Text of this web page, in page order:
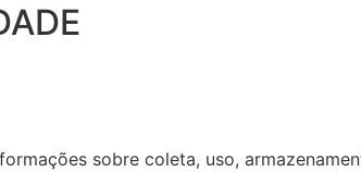
sobre coleta, uso,